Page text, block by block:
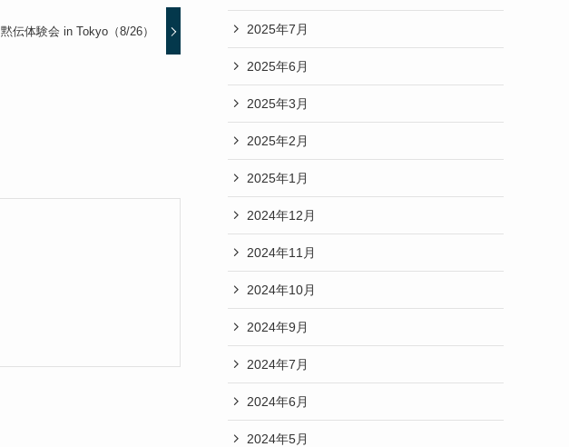
黙伝体験会 in Tokyo（8/26） 2025年7月
2025年6月
2025年3月
2025年2月
2025年1月
2024年12月
2024年11月
2024年10月
2024年9月
2024年7月
2024年6月
2024年5月